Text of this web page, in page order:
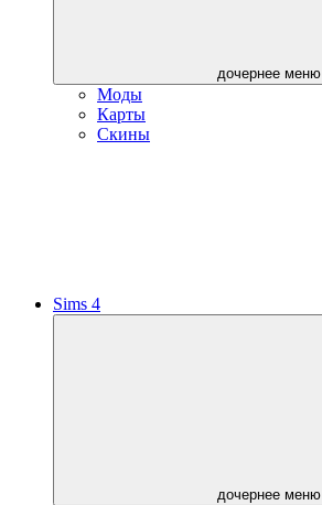
дочернее меню
Моды
Карты
Скины
Sims 4
дочернее меню